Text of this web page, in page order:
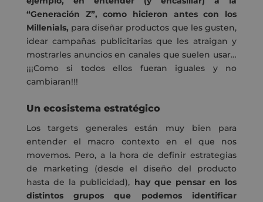
“Generación Z”, como hicieron antes con los
Millenials, para diseñar productos que les gusten,
idear campañas publicitarias que les atraigan y
mostrarles anuncios en canales que suelen usar…
¡¡¡Como si todos ellos fueran iguales y no
cambiaran!!!
Un ecosistema estratégico
Los targets generales están muy bien para
entender el macro contexto en el que nos
movemos. Pero, a la hora de definir estrategias
de marketing (desde el diseño del producto
hasta de la publicidad), hay que pensar en los
distintos grupos que podemos identificar